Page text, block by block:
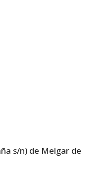
s/n) de Melgar de